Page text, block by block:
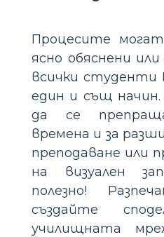
Процесите
ясно обяснени
всички студенти
един и същ
да се
времена и за
преподаване или
на визуален
полезно!
създайте
училищната